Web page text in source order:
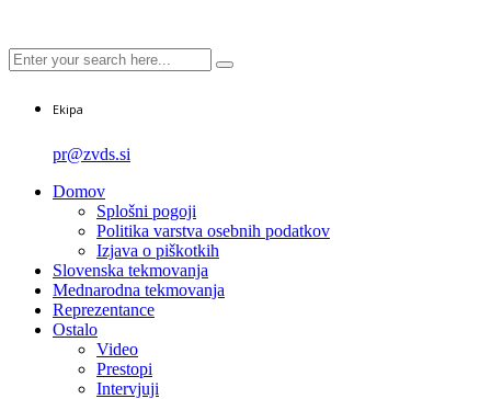
Ekipa
pr@zvds.si
Domov
Splošni pogoji
Politika varstva osebnih podatkov
Izjava o piškotkih
Slovenska tekmovanja
Mednarodna tekmovanja
Reprezentance
Ostalo
Video
Prestopi
Intervjuji